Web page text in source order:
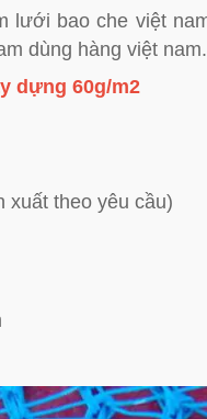
lưới bao che việt
dùng hàng việt nam.
dựng 60g/m2
xuất theo yêu cầu)